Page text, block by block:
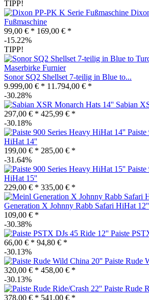
TIPP!
Fußmaschine
99,00 € * 169,00 € *
-15.22%
TIPP!
Sonor SQ2 Shellset 7-teilig in Blue to...
9.999,00 € * 11.794,00 € *
-30.28%
Sabian
297,00 € * 425,99 € *
-30.18%
HiHat 14''
199,00 € * 285,00 € *
-31.64%
HiHat 15''
229,00 € * 335,00 € *
Generation X Johnny Rabb Safari HiHat 12''
109,00 € *
-30.38%
Paiste
66,00 € * 94,80 € *
-30.13%
Paiste Rude
320,00 € * 458,00 € *
-30.13%
Paiste Rude
378,00 € * 541,00 € *